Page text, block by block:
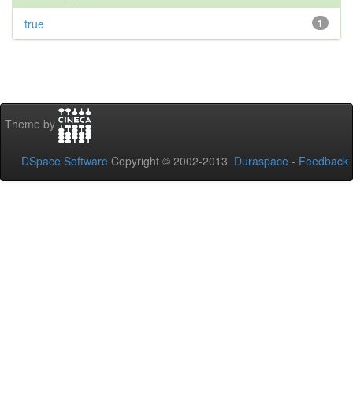
1
true
Theme by
DSpace Software Copyright © 2002-2013 Duraspace - Feedback